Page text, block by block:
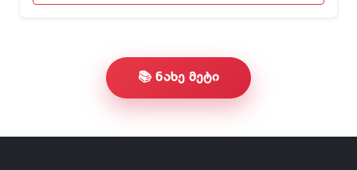
📚 ნახე მეტი